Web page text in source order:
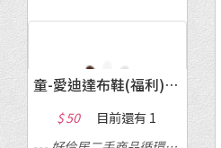
童-愛迪達布鞋(福利)22公分
$ 50 目前還有 1